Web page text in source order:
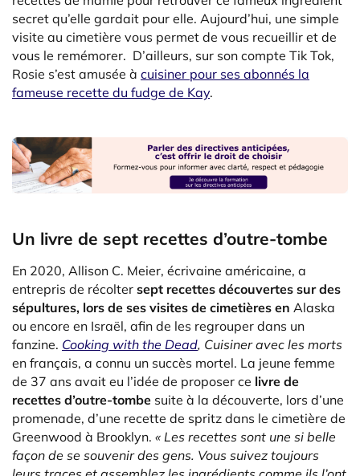
secret qu’elle gardait pour elle. Aujourd’hui, une simple
visite au cimetière vous permet de vous recueillir et de
vous le remémorer. D’ailleurs, sur son compte Tik Tok,
Rosie s’est amusée à cuisiner pour ses abonnés la
fameuse recette du fudge de Kay.
Un livre de sept recettes d’outre-tombe
En 2020, Allison C. Meier, écrivaine américaine, a
entrepris de récolter sept recettes découvertes sur des
sépultures, lors de ses visites de cimetières en Alaska
ou encore en Israël, afin de les regrouper dans un
fanzine. Cooking with the Dead, Cuisiner avec les morts
en français, a connu un succès mortel. La jeune femme
de 37 ans avait eu l’idée de proposer ce livre de
recettes d’outre-tombe suite à la découverte, lors d’une
promenade, d’une recette de spritz dans le cimetière de
Greenwood à Brooklyn. « Les recettes sont une si belle
façon de se souvenir des gens. Vous suivez toujours